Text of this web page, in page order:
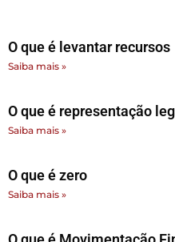
O que é levantar recursos
Saiba mais »
O que é representação
Saiba mais »
O que é zero
Saiba mais »